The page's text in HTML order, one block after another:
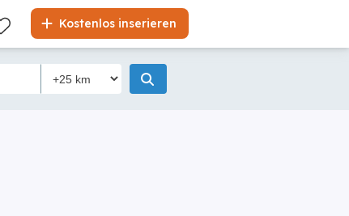
Kostenlos inserieren